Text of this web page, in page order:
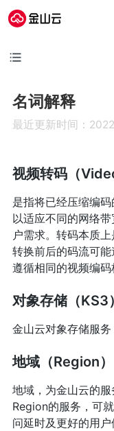
名词解释
最近更新时间：
视频转码（
是指将已经压缩编
以适应不同的网络
户需求。转码本质
转换前后的码流可
遵循相同的视频编码
对象存储（KS3）
金山云对象存储服务
地域（Region）
地域，为金山云的
Region的服务，可
问延时及更好的用户